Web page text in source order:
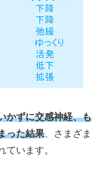
かずに交感神経、も
った結果 、さまざま
ています。